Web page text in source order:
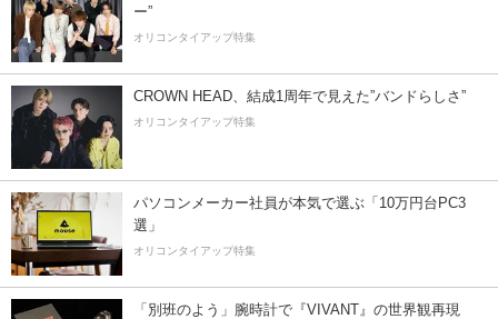
ー”
オリコンタイアップ特集
CROWN HEAD、結成1周年で見えた”バンドらしさ”
オリコンタイアップ特集
パソコンメーカー社員が本気で選ぶ「10万円台PC3
選」
オリコンタイアップ特集
「別班のよう」腕時計で『VIVANT』の世界観再現